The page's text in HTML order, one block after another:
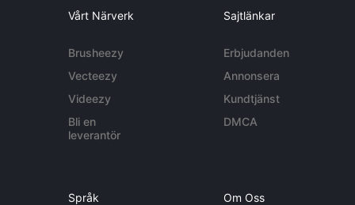
Vårt Närverk
Brusheezy
Vecteezy
Videezy
Bli en
leverantör
Sajtlänkar
Erbjudanden
Annonsera
Kundtjänst
DMCA
Språk Om Oss